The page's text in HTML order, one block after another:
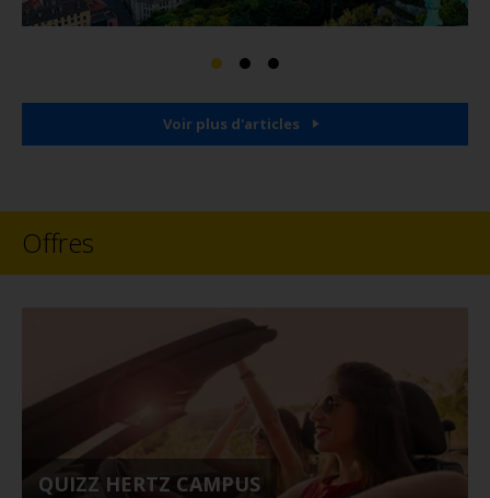
Voir plus d'articles
Offres
QUIZZ HERTZ CAMPUS